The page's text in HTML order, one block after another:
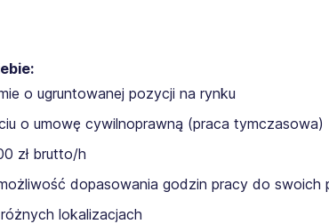
o ugruntowanej pozycji na rynku
o umowę cywilnoprawną (praca tymczasowa)
zł brutto/h
dopasowania godzin pracy do swoich
lokalizacjach